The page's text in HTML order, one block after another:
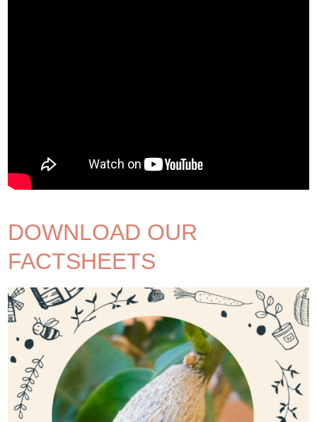
DOWNLOAD OUR
FACTSHEETS